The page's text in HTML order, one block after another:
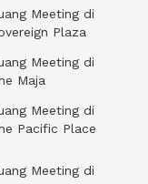
Meeting di
Plaza
Meeting di
Maja
Meeting di
Pacific Place
Meeting di